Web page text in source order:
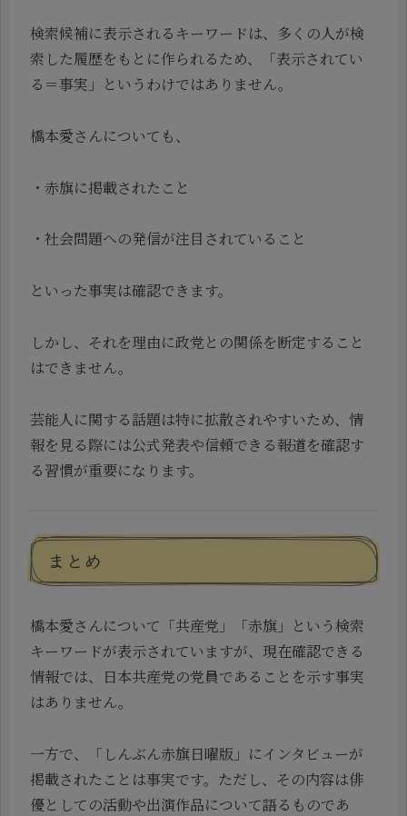
検索候補に表示されるキーワードは、多くの人が検
索した履歴をもとに作られるため、「表示されてい
る＝事実」というわけではありません。
橋本愛さんについても、
・赤旗に掲載されたこと
・社会問題への発信が注目されていること
といった事実は確認できます。
しかし、それを理由に政党との関係を断定すること
はできません。
芸能人に関する話題は特に拡散されやすいため、情
報を見る際には公式発表や信頼できる報道を確認す
る習慣が重要になります。
まとめ
橋本愛さんについて「共産党」「赤旗」という検索
キーワードが表示されていますが、現在確認できる
情報では、日本共産党の党員であることを示す事実
はありません。
一方で、「しんぶん赤旗日曜版」にインタビューが
掲載されたことは事実です。ただし、その内容は俳
優としての活動や出演作品について語るものであ